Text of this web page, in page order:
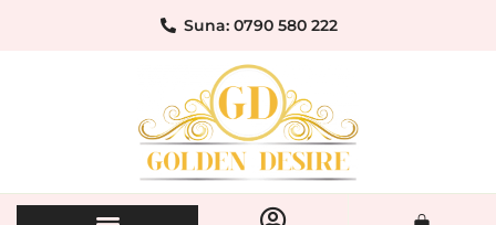
Suna: 0790 580 222